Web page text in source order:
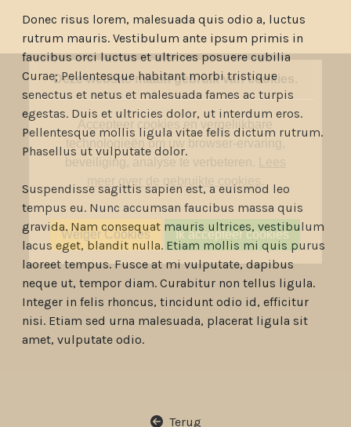
Donec risus lorem, malesuada quis odio a, luctus
rutrum mauris. Vestibulum ante ipsum primis in
faucibus orci luctus et ultrices posuere cubilia
Curae; Pellentesque habitant morbi tristique
senectus et netus et malesuada fames ac turpis
egestas. Duis et ultricies dolor, ut interdum eros.
Pellentesque mollis ligula vitae felis dictum rutrum.
Phasellus ut vulputate dolor.
Suspendisse sagittis sapien est, a euismod leo
tempus eu. Nunc accumsan faucibus massa quis
gravida. Nam consequat mauris ultrices, vestibulum
lacus eget, blandit nulla. Etiam mollis mi quis purus
laoreet tempus. Fusce at mi vulputate, dapibus
neque ut, tempor diam. Curabitur non tellus ligula.
Integer in felis rhoncus, tincidunt odio id, efficitur
nisi. Etiam sed urna malesuada, placerat ligula sit
amet, vulputate odio.
Terug
Deze website maakt gebruik van cookies.
Accepteer cookies en vergelijkbare
technologieën om uw browser-ervaring,
beveiliging, analyse te verbeteren.
Lees
meer over de gebruikte cookies.
Weiger Cookies Ik accepteer cookies